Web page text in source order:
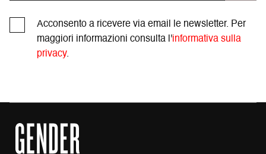
Acconsento a ricevere via email le newsletter. Per
maggiori informazioni consulta l'informativa sulla
privacy.